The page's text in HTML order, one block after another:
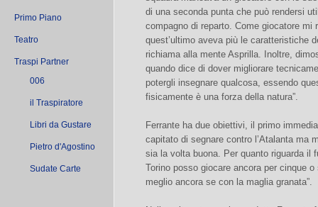
Primo Piano
Teatro
Traspi Partner
006
il Traspiratore
Libri da Gustare
Pietro d'Agostino
Sudate Carte
di una seconda punta che può rendersi
compagno di reparto. Come giocatore mi
quest’ultimo aveva più le caratteristiche
richiama alla mente Asprilla. Inoltre,
quando dice di dover migliorare
potergli insegnare qualcosa, essendo
fisicamente è una forza della natura”.
Ferrante ha due obiettivi, il primo
capitato di segnare contro l’Atalanta ma
sia la volta buona. Per quanto riguarda il
Torino posso giocare ancora per cinque
meglio ancora se con la maglia granata”.